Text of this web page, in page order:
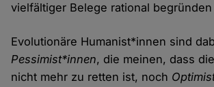
vielfältiger Belege rational begründen
Evolutionäre Humanist*innen sind
Pessimist*innen, die meinen, dass
nicht mehr zu retten ist, noch